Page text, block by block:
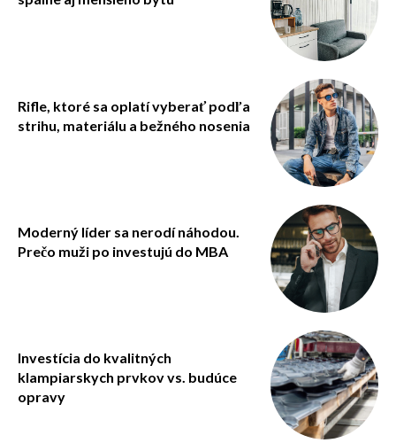
Rifle, ktoré sa oplatí vyberať podľa
strihu, materiálu a bežného nosenia
Moderný líder sa nerodí náhodou.
Prečo muži po investujú do MBA
Investícia do kvalitných
klampiarskych prvkov vs. budúce
opravy